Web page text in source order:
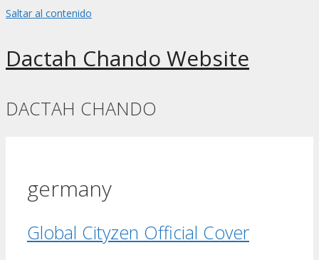
Saltar al contenido
Dactah Chando Website
DACTAH CHANDO
germany
Global Cityzen Official Cover